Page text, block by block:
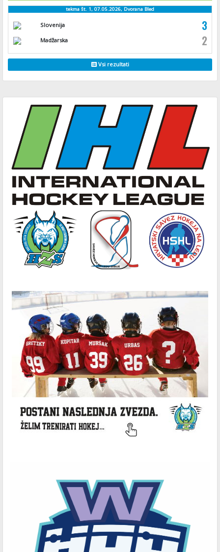
tekma št. 1, 07.05.2026, Dvorana Bled
Slovenija 3
Madžarska 2
Vsi rezultati